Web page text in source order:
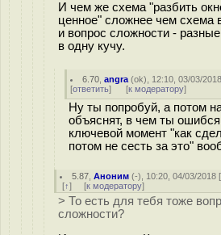
И чем же схема "разбить
ценное" сложнее чем схема
и вопрос сложности -
в одну кучу.
6.70 ,angra (ok), 12:10, 03/03/
[ответить] [к модератору]
Ну ты попробуй, а потом
объяснят, в чем ты
ключевой момент "как
потом не сесть за это"
5.87 ,Аноним (-), 10:20, 04/03/2018 [
[↑] [к модератору]
> То есть для тебя тоже
сложности?